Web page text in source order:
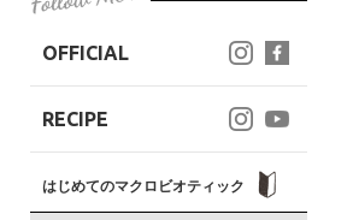
OFFICIAL
RECIPE
はじめてのマクロビオティック